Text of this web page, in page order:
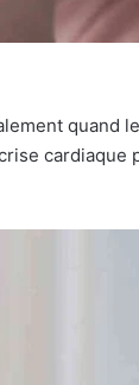
quand
cardiaque